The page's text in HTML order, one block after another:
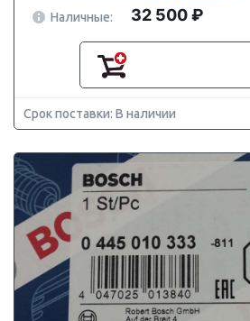
Наличные:
32 500 ₽
Срок поставки: В наличии